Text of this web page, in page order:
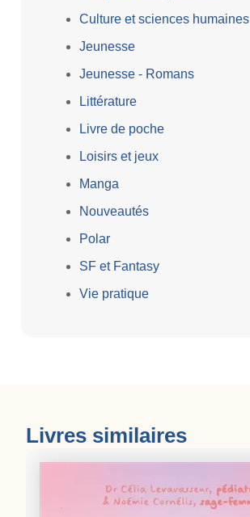
Culture et sciences humaines
Jeunesse
Jeunesse - Romans
Littérature
Livre de poche
Loisirs et jeux
Manga
Nouveautés
Polar
SF et Fantasy
Vie pratique
Livres similaires